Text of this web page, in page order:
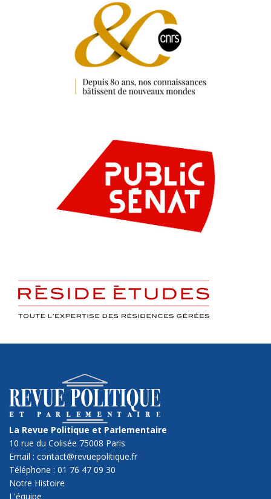
La Revue Politique et Parlementaire
10 rue du Colisée 75008 Paris
Email : contact@revuepolitique.fr
Téléphone : 01 76 47 09 30
Notre Histoire
L'équipe